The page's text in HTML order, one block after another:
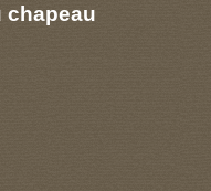
chapeau